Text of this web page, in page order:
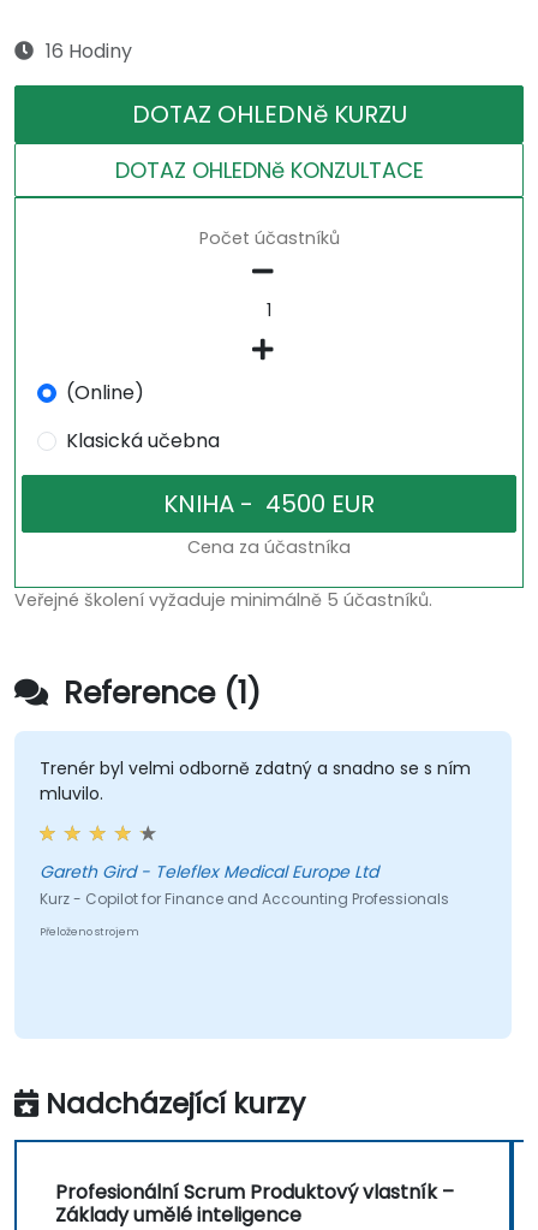
16 Hodiny
DOTAZ OHLEDNě KURZU
DOTAZ OHLEDNě KONZULTACE
Počet účastníků
(Online)
Klasická učebna
Cena za účastníka
Veřejné školení vyžaduje minimálně 5 účastníků.
Reference (1)
Trenér byl velmi odborně zdatný a snadno se s ním
mluvilo.
Gareth Gird - Teleflex Medical Europe Ltd
Kurz - Copilot for Finance and Accounting Professionals
Přeloženo strojem
Nadcházející kurzy
Profesionální Scrum Produktový vlastník –
Základy umělé inteligence